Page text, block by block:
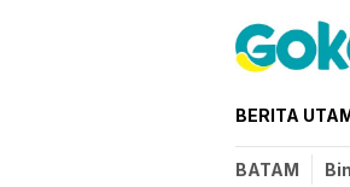
BERITA
BATAM